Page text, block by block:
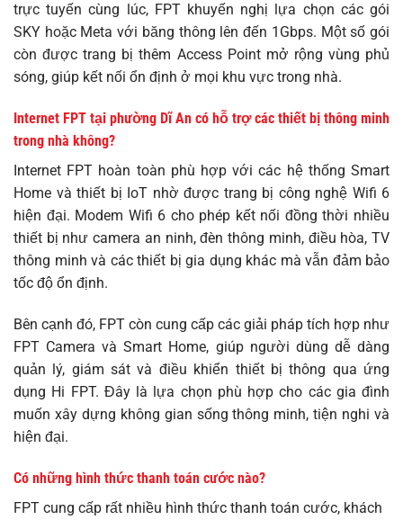
trực tuyến cùng lúc, FPT khuyến nghị lựa chọn các gói
SKY hoặc Meta với băng thông lên đến 1Gbps. Một số gói
còn được trang bị thêm Access Point mở rộng vùng phủ
sóng, giúp kết nối ổn định ở mọi khu vực trong nhà.
Internet FPT tại phường Dĩ An có hỗ trợ các thiết bị thông minh
trong nhà không?
Internet FPT hoàn toàn phù hợp với các hệ thống Smart
Home và thiết bị IoT nhờ được trang bị công nghệ Wifi 6
hiện đại. Modem Wifi 6 cho phép kết nối đồng thời nhiều
thiết bị như camera an ninh, đèn thông minh, điều hòa, TV
thông minh và các thiết bị gia dụng khác mà vẫn đảm bảo
tốc độ ổn định.
Bên cạnh đó, FPT còn cung cấp các giải pháp tích hợp như
FPT Camera và Smart Home, giúp người dùng dễ dàng
quản lý, giám sát và điều khiển thiết bị thông qua ứng
dụng Hi FPT. Đây là lựa chọn phù hợp cho các gia đình
muốn xây dựng không gian sống thông minh, tiện nghi và
hiện đại.
Có những hình thức thanh toán cước nào?
FPT cung cấp rất nhiều hình thức thanh toán cước, khách